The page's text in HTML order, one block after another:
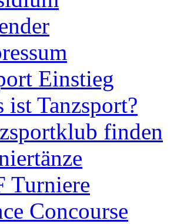
Einstieg
ist Tanzsport?
finden
Turniere
Concourse